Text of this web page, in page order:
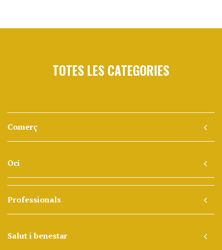
TOTES LES CATEGORIES
Comerç
Oci
Professionals
Salut i benestar